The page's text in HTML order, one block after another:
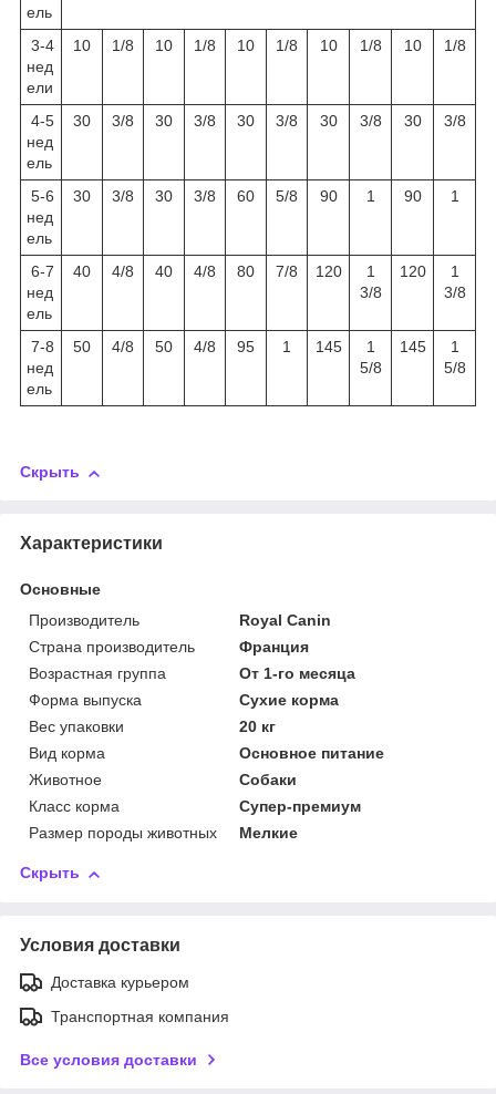
ель
3-4
нед
ели
10 1/8 10 1/8 10 1/8 10 1/8 10 1/8
4-5
нед
ель
30 3/8 30 3/8 30 3/8 30 3/8 30 3/8
5-6
нед
ель
30 3/8 30 3/8 60 5/8 90 1 90 1
6-7
нед
ель
40 4/8 40 4/8 80 7/8 120
1
3/8
120
1
3/8
7-8
нед
ель
50 4/8 50 4/8 95 1 145
1
5/8
145
1
5/8
Скрыть
Характеристики
Основные
Производитель
Royal Canin
Страна производитель
Франция
Возрастная группа
От 1-го месяца
Форма выпуска
Сухие корма
Вес упаковки
20 кг
Вид корма
Основное питание
Животное
Собаки
Класс корма
Супер-премиум
Размер породы животных
Мелкие
Скрыть
Условия доставки
Доставка курьером
Транспортная компания
Все условия доставки